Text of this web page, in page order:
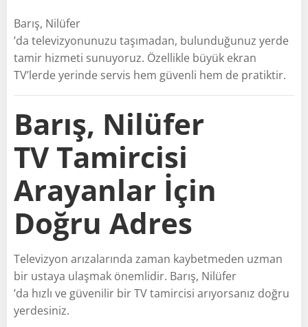
Barış, Nilüfer
’da televizyonunuzu taşımadan, bulunduğunuz yerde
tamir hizmeti sunuyoruz. Özellikle büyük ekran
TV’lerde yerinde servis hem güvenli hem de pratiktir.
Barış, Nilüfer
TV Tamircisi
Arayanlar İçin
Doğru Adres
Televizyon arızalarında zaman kaybetmeden uzman
bir ustaya ulaşmak önemlidir. Barış, Nilüfer
’da hızlı ve güvenilir bir TV tamircisi arıyorsanız doğru
yerdesiniz.